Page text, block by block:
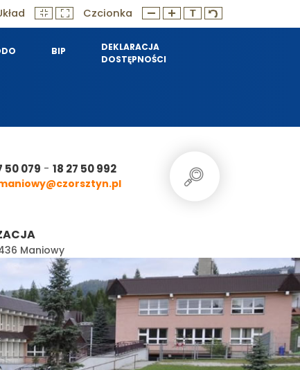
Czcionka
BIP
DEKLARACJA
DOSTĘPNOŚCI
50 079 - 18 27 50 992
Maniowy